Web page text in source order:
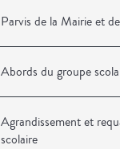
Parvis de la Mairie et
Abords du groupe
Agrandissement et
scolaire